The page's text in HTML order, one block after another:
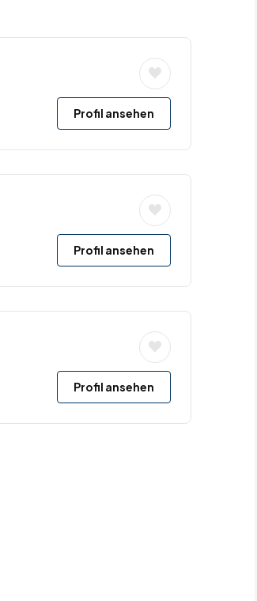
Profil ansehen
Profil ansehen
Profil ansehen